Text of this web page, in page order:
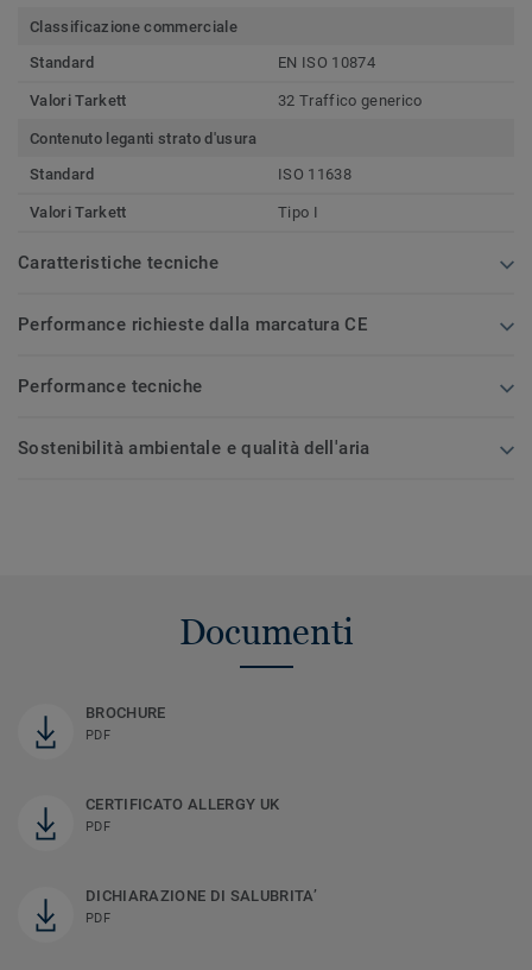
Classificazione commerciale
Standard
EN ISO 10874
Valori Tarkett 32 Traffico generico
Contenuto leganti strato d'usura
Standard
ISO 11638
Valori Tarkett Tipo I
Caratteristiche tecniche
Performance richieste dalla marcatura CE
Performance tecniche
Sostenibilità ambientale e qualità dell'aria
Documenti
BROCHURE
PDF
CERTIFICATO ALLERGY UK
PDF
DICHIARAZIONE DI SALUBRITA’
PDF